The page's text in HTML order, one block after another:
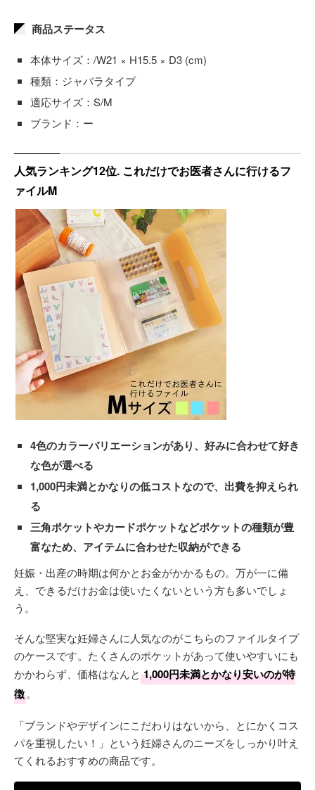
商品ステータス
本体サイズ：/W21 × H15.5 × D3 (cm)
種類：ジャバラタイプ
適応サイズ：S/M
ブランド：ー
人気ランキング12位. これだけでお医者さんに行けるフ
ァイルM
4色のカラーバリエーションがあり、好みに合わせて好き
な色が選べる
1,000円未満とかなりの低コストなので、出費を抑えられ
る
三角ポケットやカードポケットなどポケットの種類が豊
富なため、アイテムに合わせた収納ができる
妊娠・出産の時期は何かとお金がかかるもの。万が一に備
え、できるだけお金は使いたくないという方も多いでしょ
う。
そんな堅実な妊婦さんに人気なのがこちらのファイルタイプ
のケースです。たくさんのポケットがあって使いやすいにも
かかわらず、価格はなんと 1,000円未満とかなり安いのが特
徴。
「ブランドやデザインにこだわりはないから、とにかくコス
パを重視したい！」という妊婦さんのニーズをしっかり叶え
てくれるおすすめの商品です。